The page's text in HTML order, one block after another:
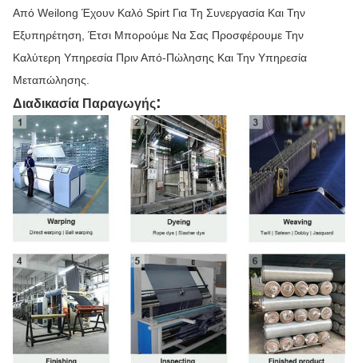
Από Weilong Έχουν Καλό Spirt Για Τη Συνεργασία Και Την
Εξυπηρέτηση, Έτσι Μπορούμε Να Σας Προσφέρουμε Την
Καλύτερη Υπηρεσία Πριν Από-Πώλησης Και Την Υπηρεσία
Μεταπώλησης.
Διαδικασία Παραγωγής: